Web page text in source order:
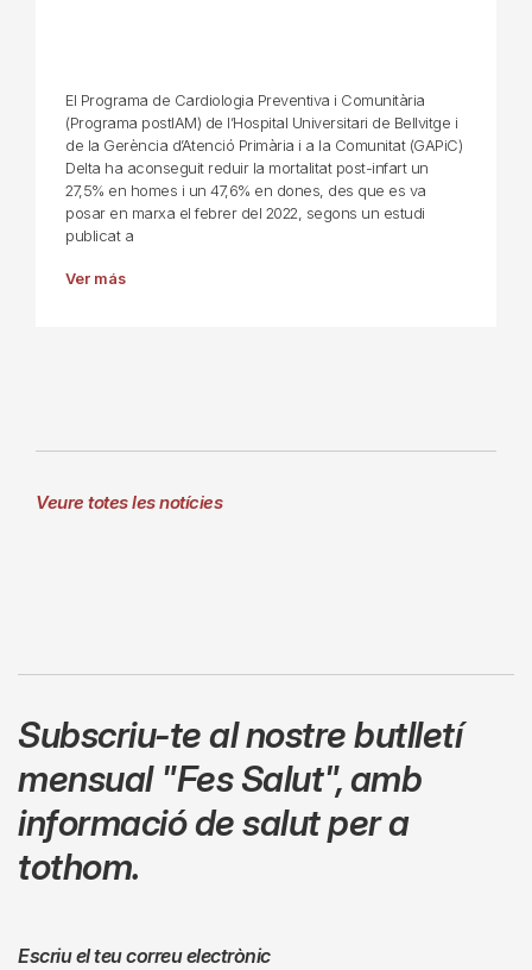
El Programa de Cardiologia Preventiva i Comunitària
(Programa postIAM) de l’Hospital Universitari de Bellvitge i
de la Gerència d’Atenció Primària i a la Comunitat (GAPiC)
Delta ha aconseguit reduir la mortalitat post-infart un
27,5% en homes i un 47,6% en dones, des que es va
posar en marxa el febrer del 2022, segons un estudi
publicat a
Ver más
Veure totes les notícies
Subscriu-te al nostre butlletí
mensual "Fes Salut",amb
informació de salut per a
tothom.
Escriu el teu correu electrònic